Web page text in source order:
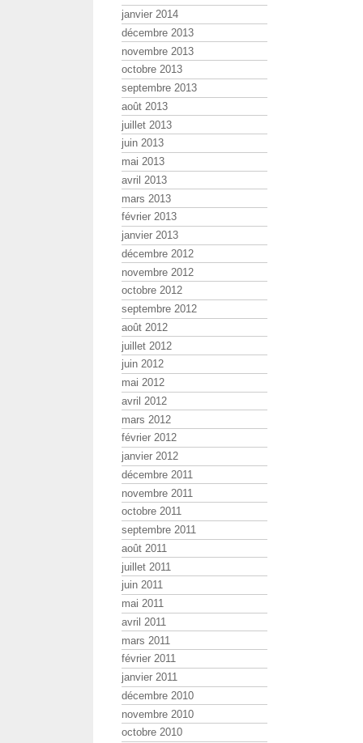
janvier 2014
décembre 2013
novembre 2013
octobre 2013
septembre 2013
août 2013
juillet 2013
juin 2013
mai 2013
avril 2013
mars 2013
février 2013
janvier 2013
décembre 2012
novembre 2012
octobre 2012
septembre 2012
août 2012
juillet 2012
juin 2012
mai 2012
avril 2012
mars 2012
février 2012
janvier 2012
décembre 2011
novembre 2011
octobre 2011
septembre 2011
août 2011
juillet 2011
juin 2011
mai 2011
avril 2011
mars 2011
février 2011
janvier 2011
décembre 2010
novembre 2010
octobre 2010